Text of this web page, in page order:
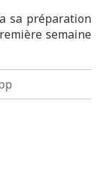
sa préparation
semaine